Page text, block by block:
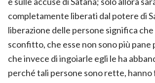
completamente liberati dal potere di
liberazione delle persone significa
sconfitto, che esse non sono più pane
che invece di ingoiarle egli le ha
perché tali persone sono rette, hanno